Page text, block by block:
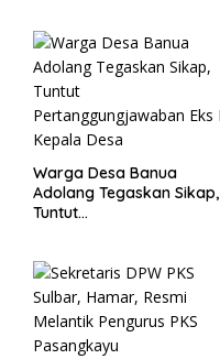
Warga Desa Banua
Adolang Tegaskan Sikap,
Tuntut